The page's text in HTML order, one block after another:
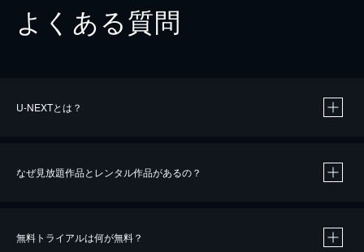
よくある質問
U-NEXTとは？
なぜ見放題作品とレンタル作品があるの？
無料トライアルは何が無料？